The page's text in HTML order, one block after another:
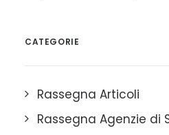
CATEGORIE
Rassegna Articoli
Rassegna Agenzie di